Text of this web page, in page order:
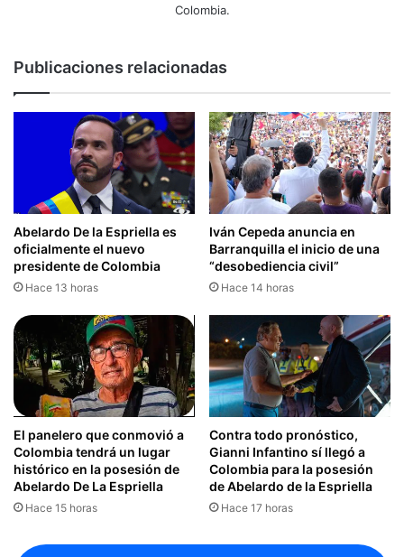
Colombia.
Publicaciones relacionadas
Abelardo De la Espriella es
oficialmente el nuevo
presidente de Colombia
Hace 13 horas
Iván Cepeda anuncia en
Barranquilla el inicio de una
“desobediencia civil”
Hace 14 horas
El panelero que conmovió a
Colombia tendrá un lugar
histórico en la posesión de
Abelardo De La Espriella
Hace 15 horas
Contra todo pronóstico,
Gianni Infantino sí llegó a
Colombia para la posesión
de Abelardo de la Espriella
Hace 17 horas